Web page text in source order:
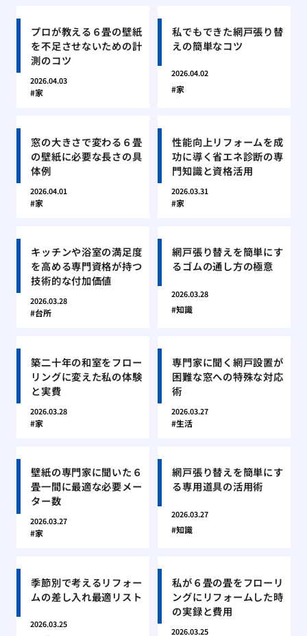
プロが教える６畳の壁紙
を不足させないための計
測のコツ
2026.04.03
家
私でもできた網戸張り替
えの簡単なコツ
2026.04.02
家
窓の大きさで変わる６畳
の壁紙に必要な長さの具
体例
2026.04.01
家
性能向上リフォームを成
功に導く省エネ診断の専
門知識と資格活用
2026.03.31
家
キッチンや浴室の満足度
を高める専門資格が持つ
技術的な付加価値
2026.03.28
台所
網戸張り替えを簡単にす
るゴムの通し方の極意
2026.03.28
知識
築二十年の和室をフロー
リングに変えた私の体験
と実費
2026.03.28
家
専門家に聞く網戸設置が
困難な窓への特殊な対応
術
2026.03.27
生活
壁紙の専門家に聞いた６
畳一間に最適な必要メー
ター数
2026.03.27
家
網戸張り替えを簡単にす
る専用道具の活用術
2026.03.27
知識
季節別で考えるリフォー
ムの差し入れ最適リスト
2026.03.25
私が６畳の畳をフローリ
ングにリフォームした時
の実録と費用
2026.03.25